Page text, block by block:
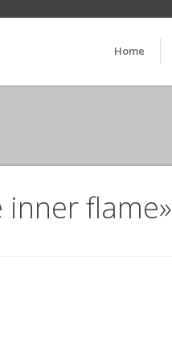
Home
inner flame»